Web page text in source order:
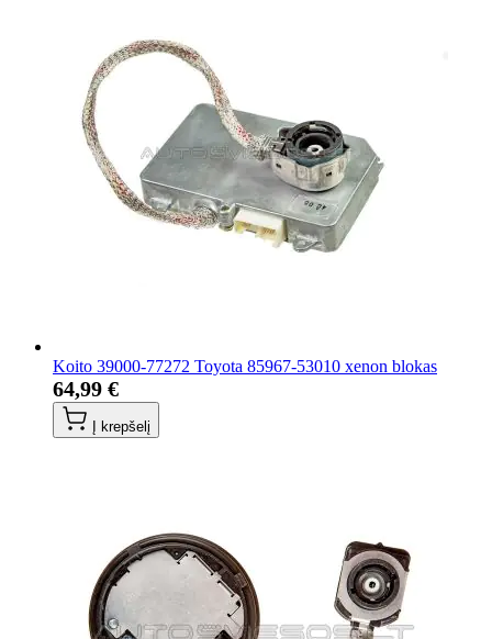
Koito 39000-77272 Toyota 85967-53010 xenon blokas
64,99 €
Į krepšelį